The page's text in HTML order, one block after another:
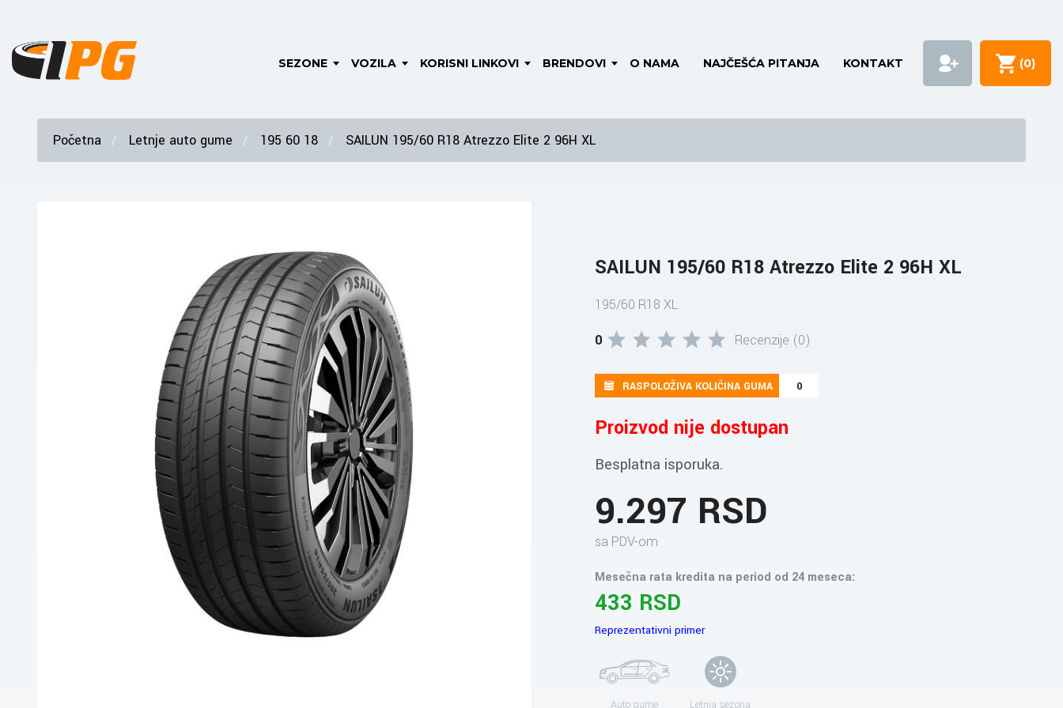
SEZONE VOZILA KORISNI LINKOVI BRENDOVI O NAMA NAJČEŠĆA PITANJA KONTAKT (0)
Početna Letnje auto gume 195 60 18 SAILUN 195/60 R18 Atrezzo Elite 2 96H XL
SAILUN 195/60 R18 Atrezzo Elite 2 96H XL
195/60 R18 XL
0
Recenzije (0)
RASPOLOŽIVA KOLIČINA GUMA 0
Proizvod nije dostupan
Besplatna isporuka.
9.297 RSD
sa PDV-om
Mesečna rata kredita na period od 24 meseca:
433 RSD
Reprezentativni primer
Auto gume Letnja sezona